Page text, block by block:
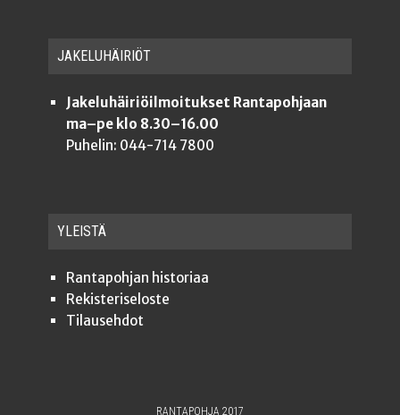
JAKE­LU­HÄI­RIÖT
Jakeluhäiriöilmoitukset Rantapohjaan
ma–pe klo 8.30–16.00
Puhelin: 044-714 7800
YLEISTÄ
Ran­ta­poh­jan historiaa
Rekis­te­ri­se­los­te
Tilauseh­dot
RANTAPOHJA 2017